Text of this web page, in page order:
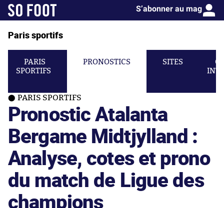
S’abonner au mag
Paris sportifs
PARIS
SPORTIFS
PRONOSTICS SITES
PARIS SPORTIFS
Pronostic Atalanta
Bergame Midtjylland :
Analyse, cotes et prono
du match de Ligue des
champions